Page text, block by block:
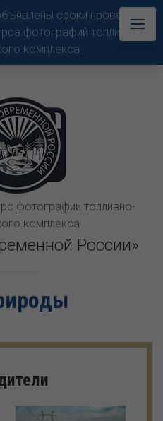
сроки проведения
фотографий топливно-
комплекса
фотографии топливно-
комплекса
России»